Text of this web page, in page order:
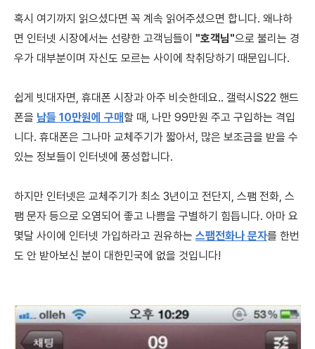
혹시 여기까지 읽으셨다면 꼭 계속 읽어주셨으면 합니다. 왜냐하
면 인터넷 시장에서는 선량한 고객님들이 "호객님"으로 불리는 경
우가 대부분이며 자신도 모르는 사이에 착취당하기 때문입니다.
쉽게 빗대자면, 휴대폰 시장과 아주 비슷한데요.. 갤럭시S22 핸드
폰을 남들 10만원에 구매할 때, ​나만 99만원 주고 구입하는 격입
니다. 휴대폰은 그나마 교체주기가 짧아서, 많은 보조금을 받을 수
있는 정보들이 인터넷에 풍성합니다.
하지만 인터넷은 교체주기가 최소 3년이고 전단지, 스팸 전화, 스
팸 문자 등으로 오염되어 좋고 나쁨을 구별하기 힘듭니다. ​아마 요
몇달 사이에 인터넷 가입하라고 권유하는 ​스팸전화나 문자를 한번
도 안 받아보신 분이 대한민국에 없을 것입니다!